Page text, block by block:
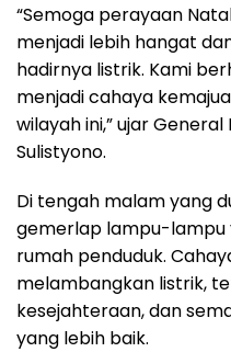
“Semoga perayaan
menjadi lebih hangat
hadirnya listrik. Kami
menjadi cahaya
wilayah ini,” ujar General
Sulistyono.
Di tengah malam yang
gemerlap lampu-lampu
rumah penduduk.
melambangkan listrik,
kesejahteraan, dan
yang lebih baik.